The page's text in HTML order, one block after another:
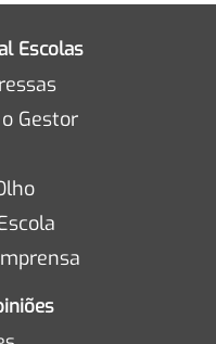
Escolas
Gestor